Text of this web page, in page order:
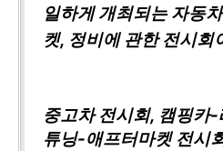
일하게 개최되는 자동
켓, 정비에 관한 전시회
중고차 전시회, 캠핑카
튜닝-애프터마켓 전시